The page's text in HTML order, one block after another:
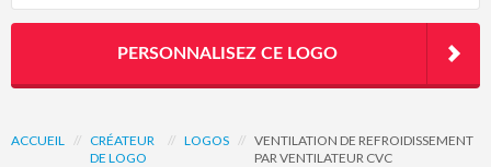
ACCUEIL // CRÉATEUR
DE LOGO
// LOGOS // VENTILATION DE REFROIDISSEMENT
PAR VENTILATEUR CVC
PERSONNALISEZ CE LOGO